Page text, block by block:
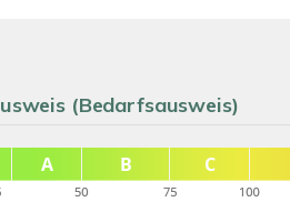
(Bedarfsausweis)